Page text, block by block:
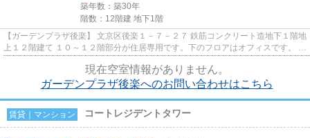
築年数：築30年
階数：12階建 地下1階
【ガーデンプラザ後楽】 文京区後楽１－７－２７ 鉄筋コンクリート造地下１階地
上１２階建て １０～１２階部分が住居専用です。下のフロアはオフィスです。 東
現在空室情報がありません。
ガーデンプラザ後楽へのお問い合わせはこちら
賃貸｜マンション コートレジデントタワー